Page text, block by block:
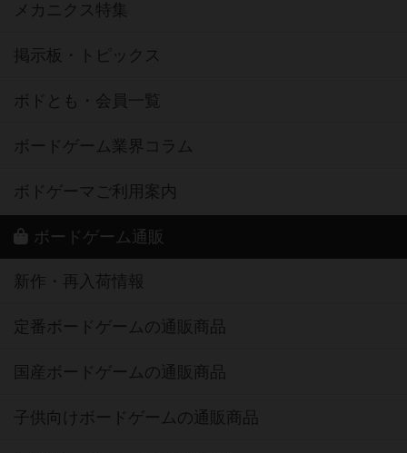
メカニクス特集
掲示板・トピックス
ボドとも・会員一覧
ボードゲーム業界コラム
ボドゲーマご利用案内
ボードゲーム通販
新作・再入荷情報
定番ボードゲームの通販商品
国産ボードゲームの通販商品
子供向けボードゲームの通販商品